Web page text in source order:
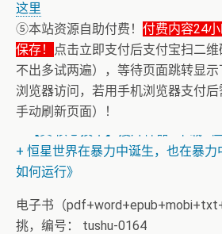
这里
⑤本站资源自助付费！ 付费内容24
保存！
点击立即支付后支付宝扫二
不出多试两遍），等待页面跳转显
浏览器访问，若用手机浏览器支付
手动刷新页面）！
+ 恒星世界在暴力中诞生，也在暴
如何运行》
理系统核心算法》众筹一次！
电子书（
挑，编号： tushu-0164